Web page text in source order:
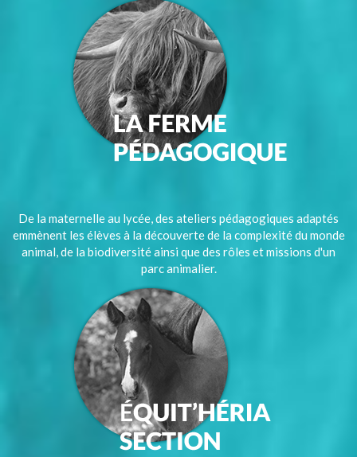
De la maternelle au lycée, des ateliers pédagogiques adaptés
emmènent les élèves à la découverte de la complexité du monde
animal, de la biodiversité ainsi que des rôles et missions d'un
parc animalier.